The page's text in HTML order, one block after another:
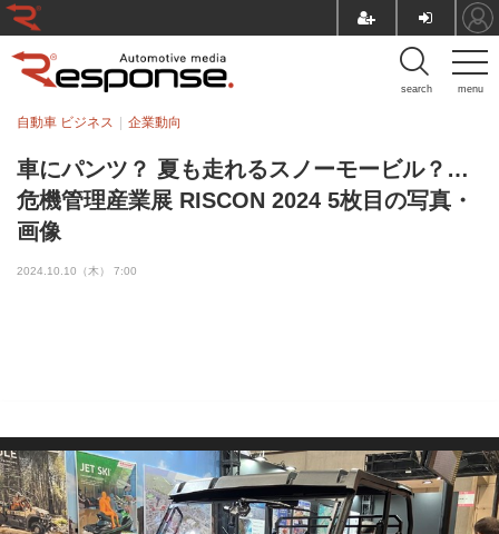
menu
search
車にパンツ？ 夏も走れるスノーモービル？…
危機管理産業展 RISCON 2024 5枚目の写真・
画像
自動車 ビジネス 企業動向
2024.10.10（木） 7:00